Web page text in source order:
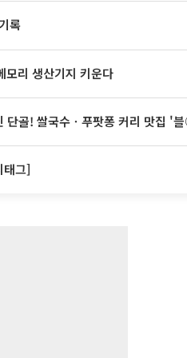
록
리 생산기지 키운다
단골! 쌀국수ㆍ푸팟퐁 커리 맛
태그]